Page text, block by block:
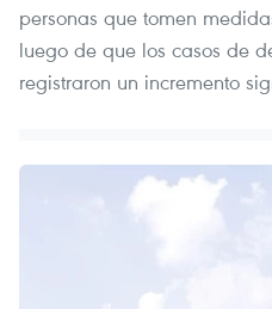
personas que tomen
luego de que los casos de
registraron un incremento